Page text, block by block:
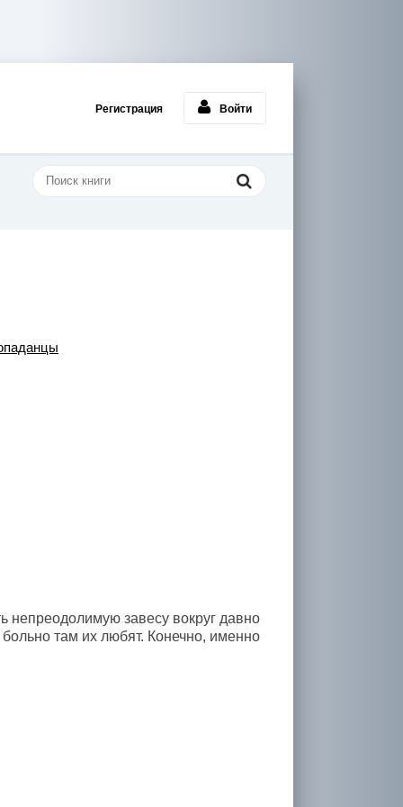
Регистрация Войти
непреодолимую завесу вокруг давно
там их любят. Конечно, именно